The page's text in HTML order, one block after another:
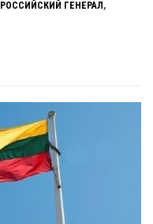
РОССИЙСКИЙ ГЕНЕРАЛ,